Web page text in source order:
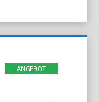
ANGEBOT